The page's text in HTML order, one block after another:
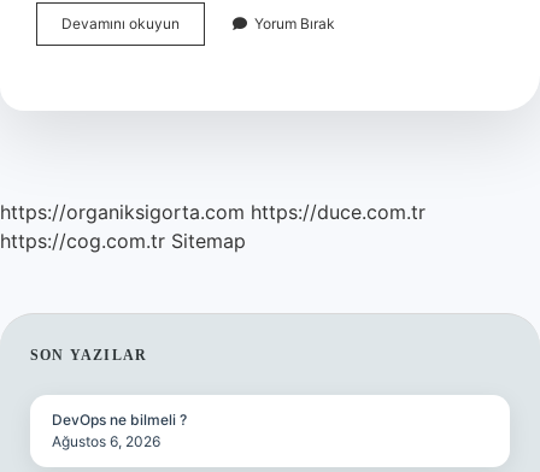
Devamını okuyun
Bayan
Mu
Yorum Bırak
https://organiksigorta.com https://duce.com.tr
https://cog.com.tr Sitemap
SIDEBAR
SON YAZILAR
DevOps ne bilmeli ?
Ağustos 6, 2026